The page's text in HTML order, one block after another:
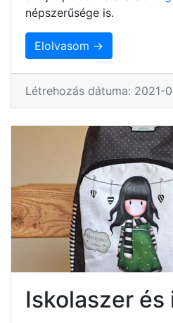
népszerűsége is.
Elolvasom →
Létrehozás dátuma: 2021-
Iskolaszer és